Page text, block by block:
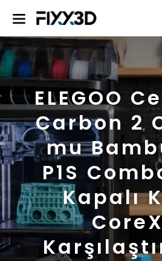
ELEGOO
Carbon 2
mu
P1S
Kapalı